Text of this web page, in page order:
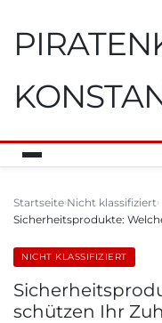
Startseite Nicht klassifiziert
Sicherheitsprodukte:
NICHT KLASSIFIZIERT
schützen Ihr